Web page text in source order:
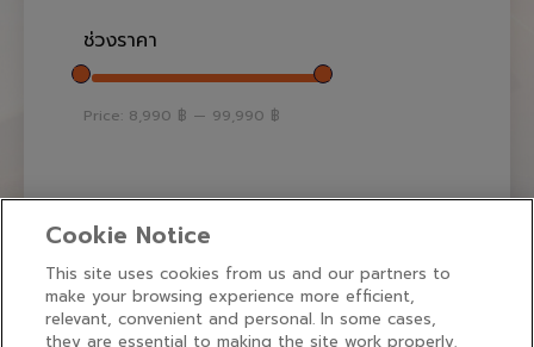
ช่วงราคา
Price: 8,990 ฿ — 99,990 ฿
Cookie Notice
This site uses cookies from us and our partners to
make your browsing experience more efficient,
relevant, convenient and personal. In some cases,
they are essential to making the site work properly.